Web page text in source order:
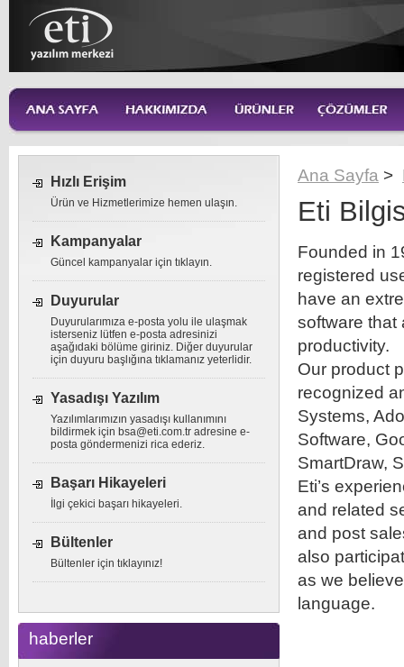
Ana Sayfa >
Eti
Founded in
registered
have an
software that
productivity.
Our product
recognized
Systems,
Software,
SmartDraw,
Eti’s
and related
and post
also
as we
language.
Hızlı Erişim
Ürün ve Hizmetlerimize hemen ulaşın.
Kampanyalar
Güncel kampanyalar için tıklayın.
Duyurular
Duyurularımıza e-posta yolu ile ulaşmak
isterseniz lütfen e-posta adresinizi
aşağıdaki bölüme giriniz. Diğer duyurular
için duyuru başlığına tıklamanız yeterlidir.
Yasadışı Yazılım
Yazılımlarımızın yasadışı kullanımını
bildirmek için bsa@eti.com.tr adresine e-
posta göndermenizi rica ederiz.
Başarı Hikayeleri
İlgi çekici başarı hikayeleri.
Bültenler
Bültenler için tıklayınız!
haberler